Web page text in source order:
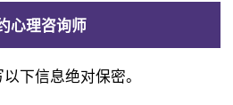
心理咨询师
下信息绝对保密。